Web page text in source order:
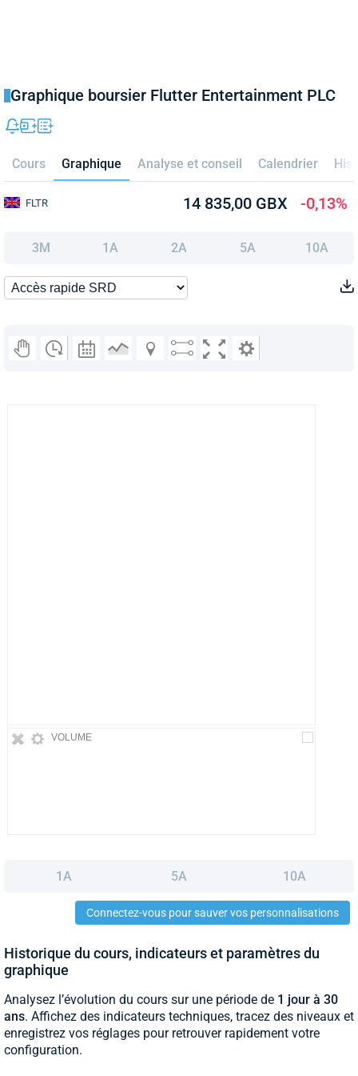
Graphique boursier Flutter Entertainment PLC
Cours Graphique Analyse et conseil Calendrier
FLTR 14 835,00 GBX -0,13%
3M 1A 2A 5A 10A
VOLUME
1A 5A 10A
Connectez-vous pour sauver vos personnalisations
Historique du cours, indicateurs et paramètres du
graphique
Analysez l’évolution du cours sur une période de 1 jour à 30
ans. Affichez des indicateurs techniques, tracez des niveaux et
enregistrez vos réglages pour retrouver rapidement votre
configuration.